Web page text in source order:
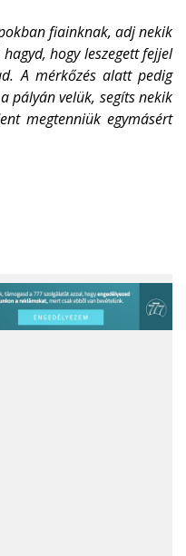
fiainknak, adj nekik
hogy leszegett fejjel
A mérkőzés alatt pedig
pályán velük, segíts nekik
megtenniük egymásért